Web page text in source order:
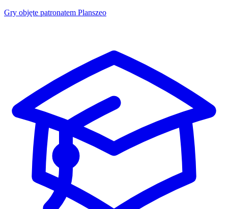
Gry objęte patronatem Planszeo